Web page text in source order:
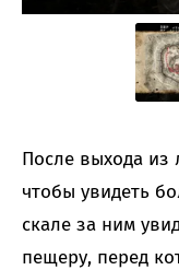
После выхода из
чтобы увидеть
скале за ним
пещеру, перед